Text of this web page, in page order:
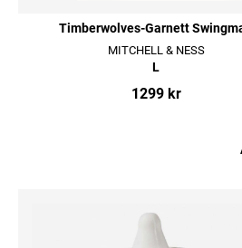
Timberwolves-Garnett
MITCHELL & NESS
L
1299 kr